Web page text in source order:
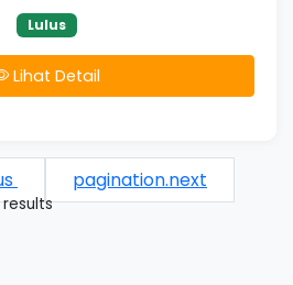
Lulus
Lihat Detail
pagination.next
results